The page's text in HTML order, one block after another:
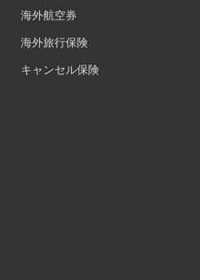
海外航空券
海外旅行保険
キャンセル保険